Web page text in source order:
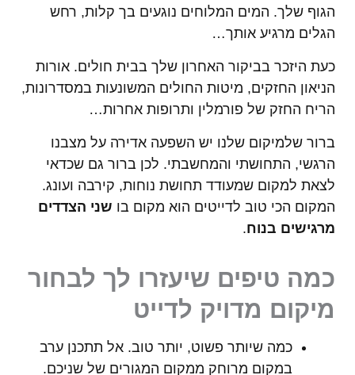
הגוף שלך. המים המלוחים נוגעים בך קלות, רחש
הגלים מרגיע אותך…
כעת היזכר בביקור האחרון שלך בבית חולים. אורות
הניאון החזקים, מיטות החולים המשונעות במסדרונות,
הריח החזק של פורמלין ותרופות אחרות…
ברור שלמיקום שלנו יש השפעה אדירה על מצבנו
הרגשי, התחושתי והמחשבתי. לכן ברור גם שכדאי
לצאת למקום שמעודד תחושת נוחות, קירבה ועונג.
המקום הכי טוב לדייטים הוא מקום בו שני הצדדים
מרגישים בנוח.
כמה טיפים שיעזרו לך לבחור
מיקום מדויק לדייט
כמה שיותר פשוט, יותר טוב. אל תתכנן ערב
במקום מרוחק ממקום המגורים של שניכם.